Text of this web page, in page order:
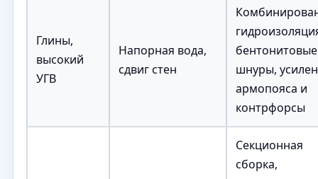
Глины,
высокий
УГВ
Напорная вода,
сдвиг стен
бентонитовые
шнуры,
армопояса и
контрфорсы
Секционная
сборка,